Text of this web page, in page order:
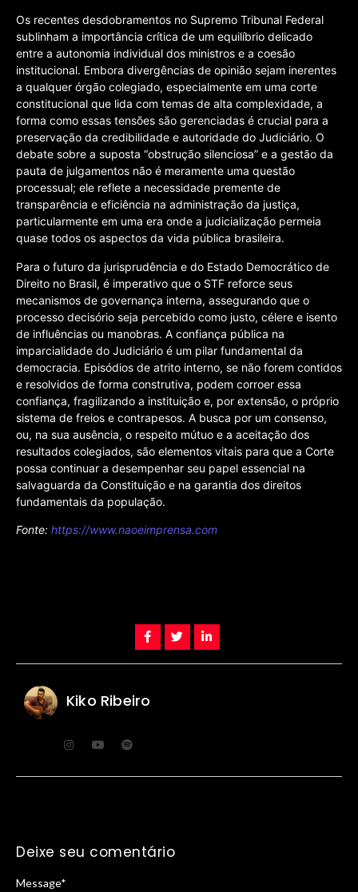
Os recentes desdobramentos no Supremo Tribunal Federal
sublinham a importância crítica de um equilíbrio delicado
entre a autonomia individual dos ministros e a coesão
institucional. Embora divergências de opinião sejam inerentes
a qualquer órgão colegiado, especialmente em uma corte
constitucional que lida com temas de alta complexidade, a
forma como essas tensões são gerenciadas é crucial para a
preservação da credibilidade e autoridade do Judiciário. O
debate sobre a suposta “obstrução silenciosa” e a gestão da
pauta de julgamentos não é meramente uma questão
processual; ele reflete a necessidade premente de
transparência e eficiência na administração da justiça,
particularmente em uma era onde a judicialização permeia
quase todos os aspectos da vida pública brasileira.
Para o futuro da jurisprudência e do Estado Democrático de
Direito no Brasil, é imperativo que o STF reforce seus
mecanismos de governança interna, assegurando que o
processo decisório seja percebido como justo, célere e isento
de influências ou manobras. A confiança pública na
imparcialidade do Judiciário é um pilar fundamental da
democracia. Episódios de atrito interno, se não forem contidos
e resolvidos de forma construtiva, podem corroer essa
confiança, fragilizando a instituição e, por extensão, o próprio
sistema de freios e contrapesos. A busca por um consenso,
ou, na sua ausência, o respeito mútuo e a aceitação dos
resultados colegiados, são elementos vitais para que a Corte
possa continuar a desempenhar seu papel essencial na
salvaguarda da Constituição e na garantia dos direitos
fundamentais da população.
Fonte: https://www.naoeimprensa.com
Kiko Ribeiro
Deixe seu comentário
Message*